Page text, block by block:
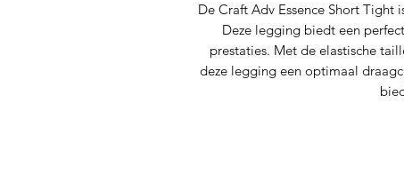
De Craft Adv Essence Short Tight
Deze legging biedt een
prestaties. Met de elastische
deze legging een optimaal